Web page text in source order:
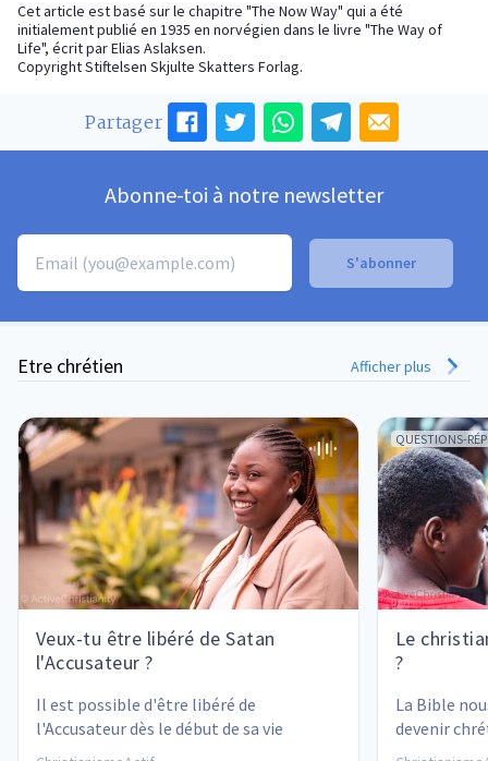
Cet article est basé sur le chapitre "The Now Way" qui a été
initialement publié en 1935 en norvégien dans le livre "The Way of
Life", écrit par Elias Aslaksen.
Copyright Stiftelsen Skjulte Skatters Forlag.
Partager
Abonne-toi à notre newsletter
Etre chrétien Afficher plus
Veux-tu être libéré de Satan
l'Accusateur ?
Il est possible d'être libéré de
l'Accusateur dès le début de sa vie
chrétienne !
QUESTIONS-
Le
?
La Bible
devenir
à notre